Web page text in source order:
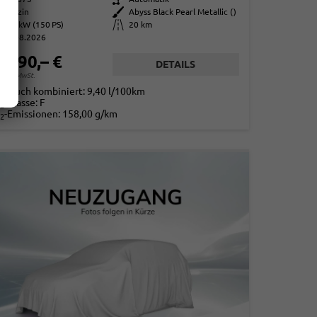
Benzin Außenfarbe
Abyss Black Pearl Metallic ()
110 kW (150 PS) Kilometerstand
20 km
06.08.2026
€
19% MwSt.
DETAILS
kombiniert: 9,40 l/100km
-Klasse: F
2-Emissionen: 158,00 g/km